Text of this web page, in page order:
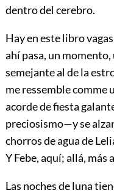
dentro del cerebro.
Hay en este libro
ahí pasa, un
semejante al de la
me ressemble comme
acorde de fiesta
preciosismo—y se al
chorros de agua de
Y Febe, aquí; allá, más
Las noches de luna